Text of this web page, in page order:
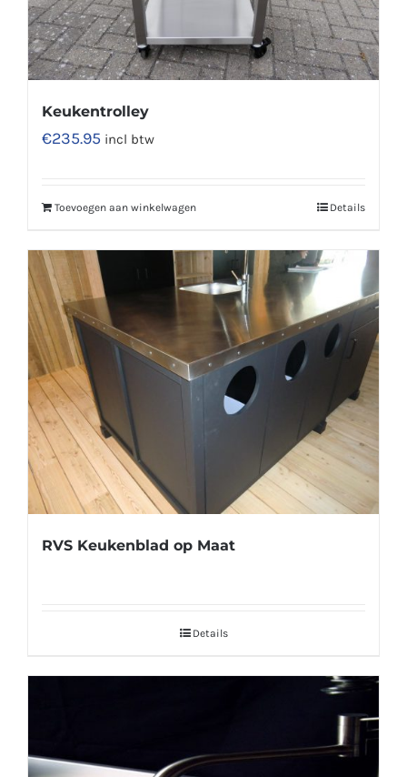
Keukentrolley
€235.95 incl btw
Toevoegen aan winkelwagen Details
RVS Keukenblad op Maat
Details